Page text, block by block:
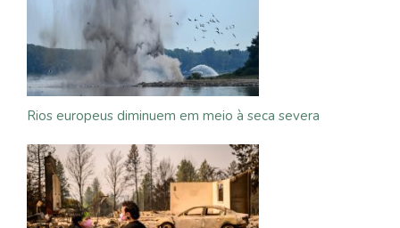
Rios europeus diminuem em meio à seca severa